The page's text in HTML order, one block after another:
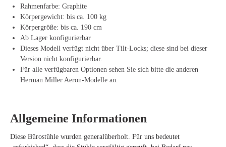
jahrelangen Gebrauch.
Modernes, elegantes Design – die Graphite-Oberfläche sorgt für
einen luxuriösen, professionellen Look.
Rahmenfarbe: Graphite
Körpergewicht: bis ca. 100 kg
Körpergröße: bis ca. 190 cm
Ab Lager konfigurierbar
Dieses Modell verfügt nicht über Tilt-Locks; diese sind bei dieser
Version nicht konfigurierbar.
Für alle verfügbaren Optionen sehen Sie sich bitte die anderen
Herman Miller Aeron-Modelle an.
Allgemeine Informationen
Diese Bürostühle wurden generalüberholt. Für uns bedeutet